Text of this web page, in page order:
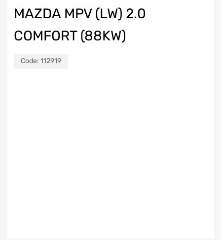
MAZDA MPV (LW) 2.0
COMFORT (88KW)
Code: 112919